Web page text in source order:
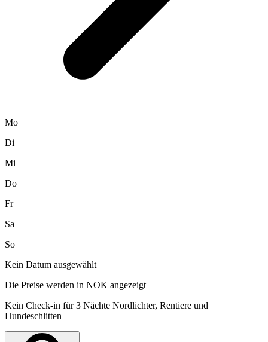
Mo
Di
Mi
Do
Fr
Sa
So
Kein Datum ausgewählt
Die Preise werden in NOK angezeigt
Kein Check-in für 3 Nächte Nordlichter, Rentiere und
Hundeschlitten